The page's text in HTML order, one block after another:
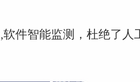
,软件智能监测，杜绝了人